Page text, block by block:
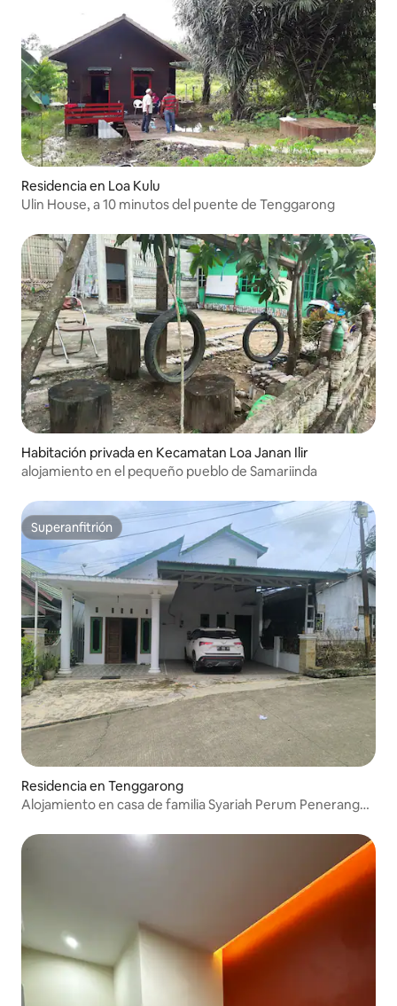
Residencia en Loa Kulu
Ulin House, a 10 minutos del puente de Tenggarong
Habitación privada en Kecamatan Loa Janan Ilir
alojamiento en el pequeño pueblo de Samariinda
Superanfitrión
Superanfitrión
Residencia en Tenggarong
Alojamiento en casa de familia Syariah Perum Penerangan